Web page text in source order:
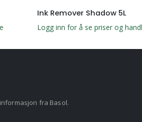
Ink Remover Shadow 5L
Logg inn for å se priser og
fra Basol.